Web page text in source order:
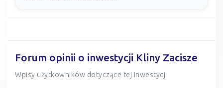
Forum opinii o inwestycji Kliny Zacisze
Wpisy użytkowników dotyczące tej inwestycji